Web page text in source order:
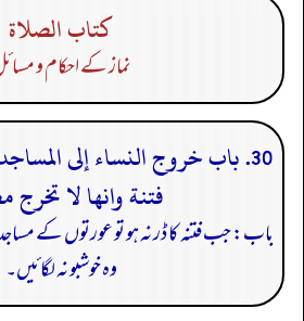
كتاب الصلاة
نماز کے احکام و
30. باب خروج النساء إلى
فتنة وانها لا تخرج
باب: جب فتنہ کا ڈر نہ ہو تو عورتوں کے
وہ خوشبو نہ لگائیں۔